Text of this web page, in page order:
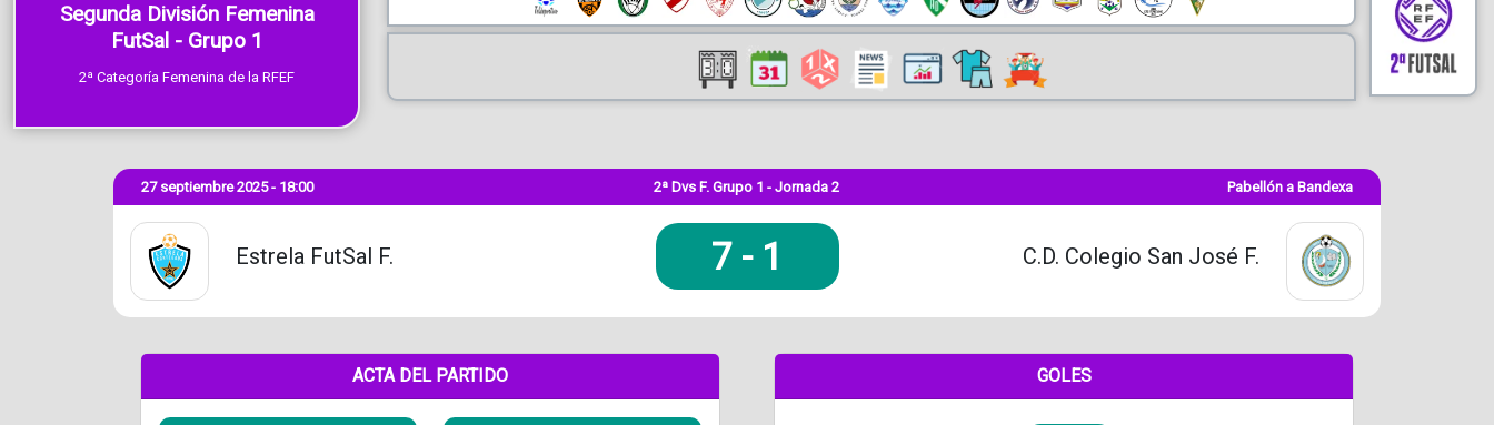
Segunda División Femenina
FutSal - Grupo 1
2ª Categoría Femenina de la RFEF
27 septiembre 2025 - 18:00 2ª Dvs F. Grupo 1 - Jornada 2 Pabellón a Bandexa
Estrela FutSal F. 7 - 1 C.D. Colegio San José F.
ACTA DEL PARTIDO GOLES